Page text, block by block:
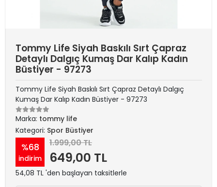
Tommy Life Siyah Baskılı Sırt Çapraz
Detaylı Dalgıç Kumaş Dar Kalıp Kadın
Büstiyer - 97273
Tommy Life Siyah Baskılı Sırt Çapraz Detaylı Dalgıç
Kumaş Dar Kalıp Kadın Büstiyer - 97273
Marka: tommy life
Kategori: Spor Büstiyer
%68
indirim
1.999,00 TL
649,00 TL
54,08 TL 'den başlayan taksitlerle